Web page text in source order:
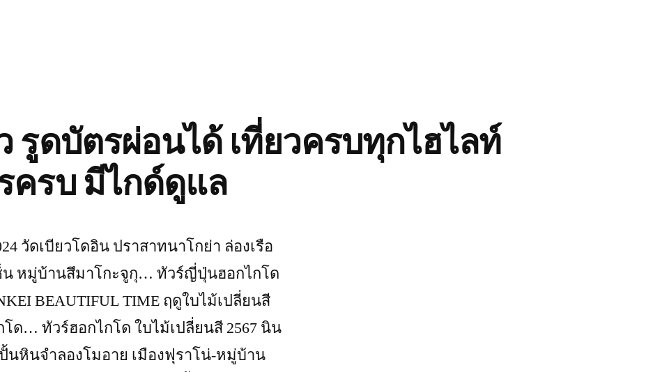
รูดบัตรผ่อนได้ เที่ยวครบทุกไฮไลท์
ครบ มีไกด์ดูแล
วัดเบียวโดอิน ปราสาทนาโกย่า ล่องเรือ
น หมู่บ้านสึมาโกะจูกุ… ทัวร์ญี่ปุ่นฮอกไกโด
BEAUTIFUL TIME ฤดูใบไม้เปลี่ยนสี
ด… ทัวร์ฮอกไกโด ใบไม้เปลี่ยนสี 2567 นิน
นหินจำลองโมอาย เมืองฟุราโน่-หมู่บ้าน